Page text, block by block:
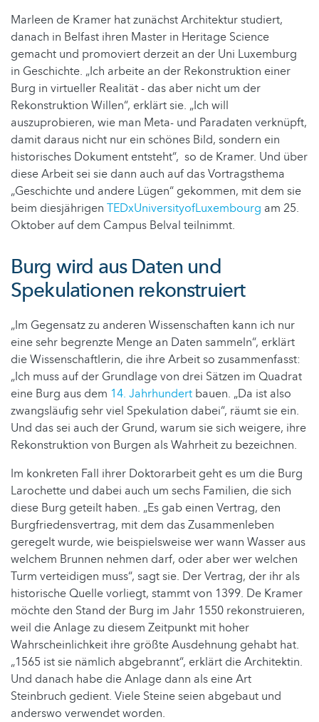
Marleen de Kramer hat zunächst Architektur studiert,
danach in Belfast ihren Master in Heritage Science
gemacht und promoviert derzeit an der Uni Luxemburg
in Geschichte. „Ich arbeite an der Rekonstruktion einer
Burg in virtueller Realität - das aber nicht um der
Rekonstruktion Willen“, erklärt sie. „Ich will
auszuprobieren, wie man Meta- und Paradaten verknüpft,
damit daraus nicht nur ein schönes Bild, sondern ein
historisches Dokument entsteht“, so de Kramer. Und über
diese Arbeit sei sie dann auch auf das Vortragsthema
„Geschichte und andere Lügen“ gekommen, mit dem sie
beim diesjährigen TEDxUniversityofLuxembourg am 25.
Oktober auf dem Campus Belval teilnimmt.
Burg wird aus Daten und
Spekulationen rekonstruiert
„Im Gegensatz zu anderen Wissenschaften kann ich nur
eine sehr begrenzte Menge an Daten sammeln“, erklärt
die Wissenschaftlerin, die ihre Arbeit so zusammenfasst:
„Ich muss auf der Grundlage von drei Sätzen im Quadrat
eine Burg aus dem 14. Jahrhundert bauen. „Da ist also
zwangsläufig sehr viel Spekulation dabei“, räumt sie ein.
Und das sei auch der Grund, warum sie sich weigere, ihre
Rekonstruktion von Burgen als Wahrheit zu bezeichnen.
Im konkreten Fall ihrer Doktorarbeit geht es um die Burg
Larochette und dabei auch um sechs Familien, die sich
diese Burg geteilt haben. „Es gab einen Vertrag, den
Burgfriedensvertrag, mit dem das Zusammenleben
geregelt wurde, wie beispielsweise wer wann Wasser aus
welchem Brunnen nehmen darf, oder aber wer welchen
Turm verteidigen muss“, sagt sie. Der Vertrag, der ihr als
historische Quelle vorliegt, stammt von 1399. De Kramer
möchte den Stand der Burg im Jahr 1550 rekonstruieren,
weil die Anlage zu diesem Zeitpunkt mit hoher
Wahrscheinlichkeit ihre größte Ausdehnung gehabt hat.
„1565 ist sie nämlich abgebrannt“, erklärt die Architektin.
Und danach habe die Anlage dann als eine Art
Steinbruch gedient. Viele Steine seien abgebaut und
anderswo verwendet worden.